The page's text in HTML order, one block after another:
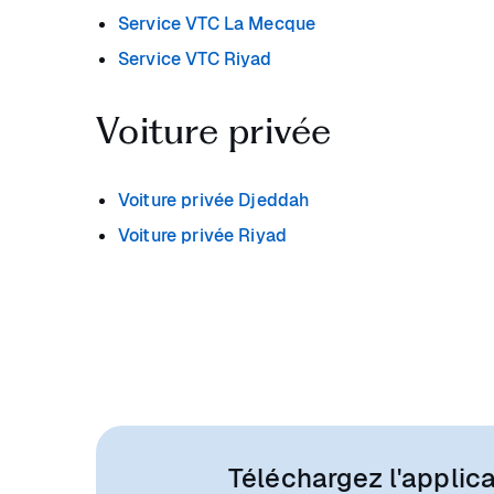
Service VTC La Mecque
Service VTC Riyad
Voiture privée
Voiture privée Djeddah
Voiture privée Riyad
Téléchargez